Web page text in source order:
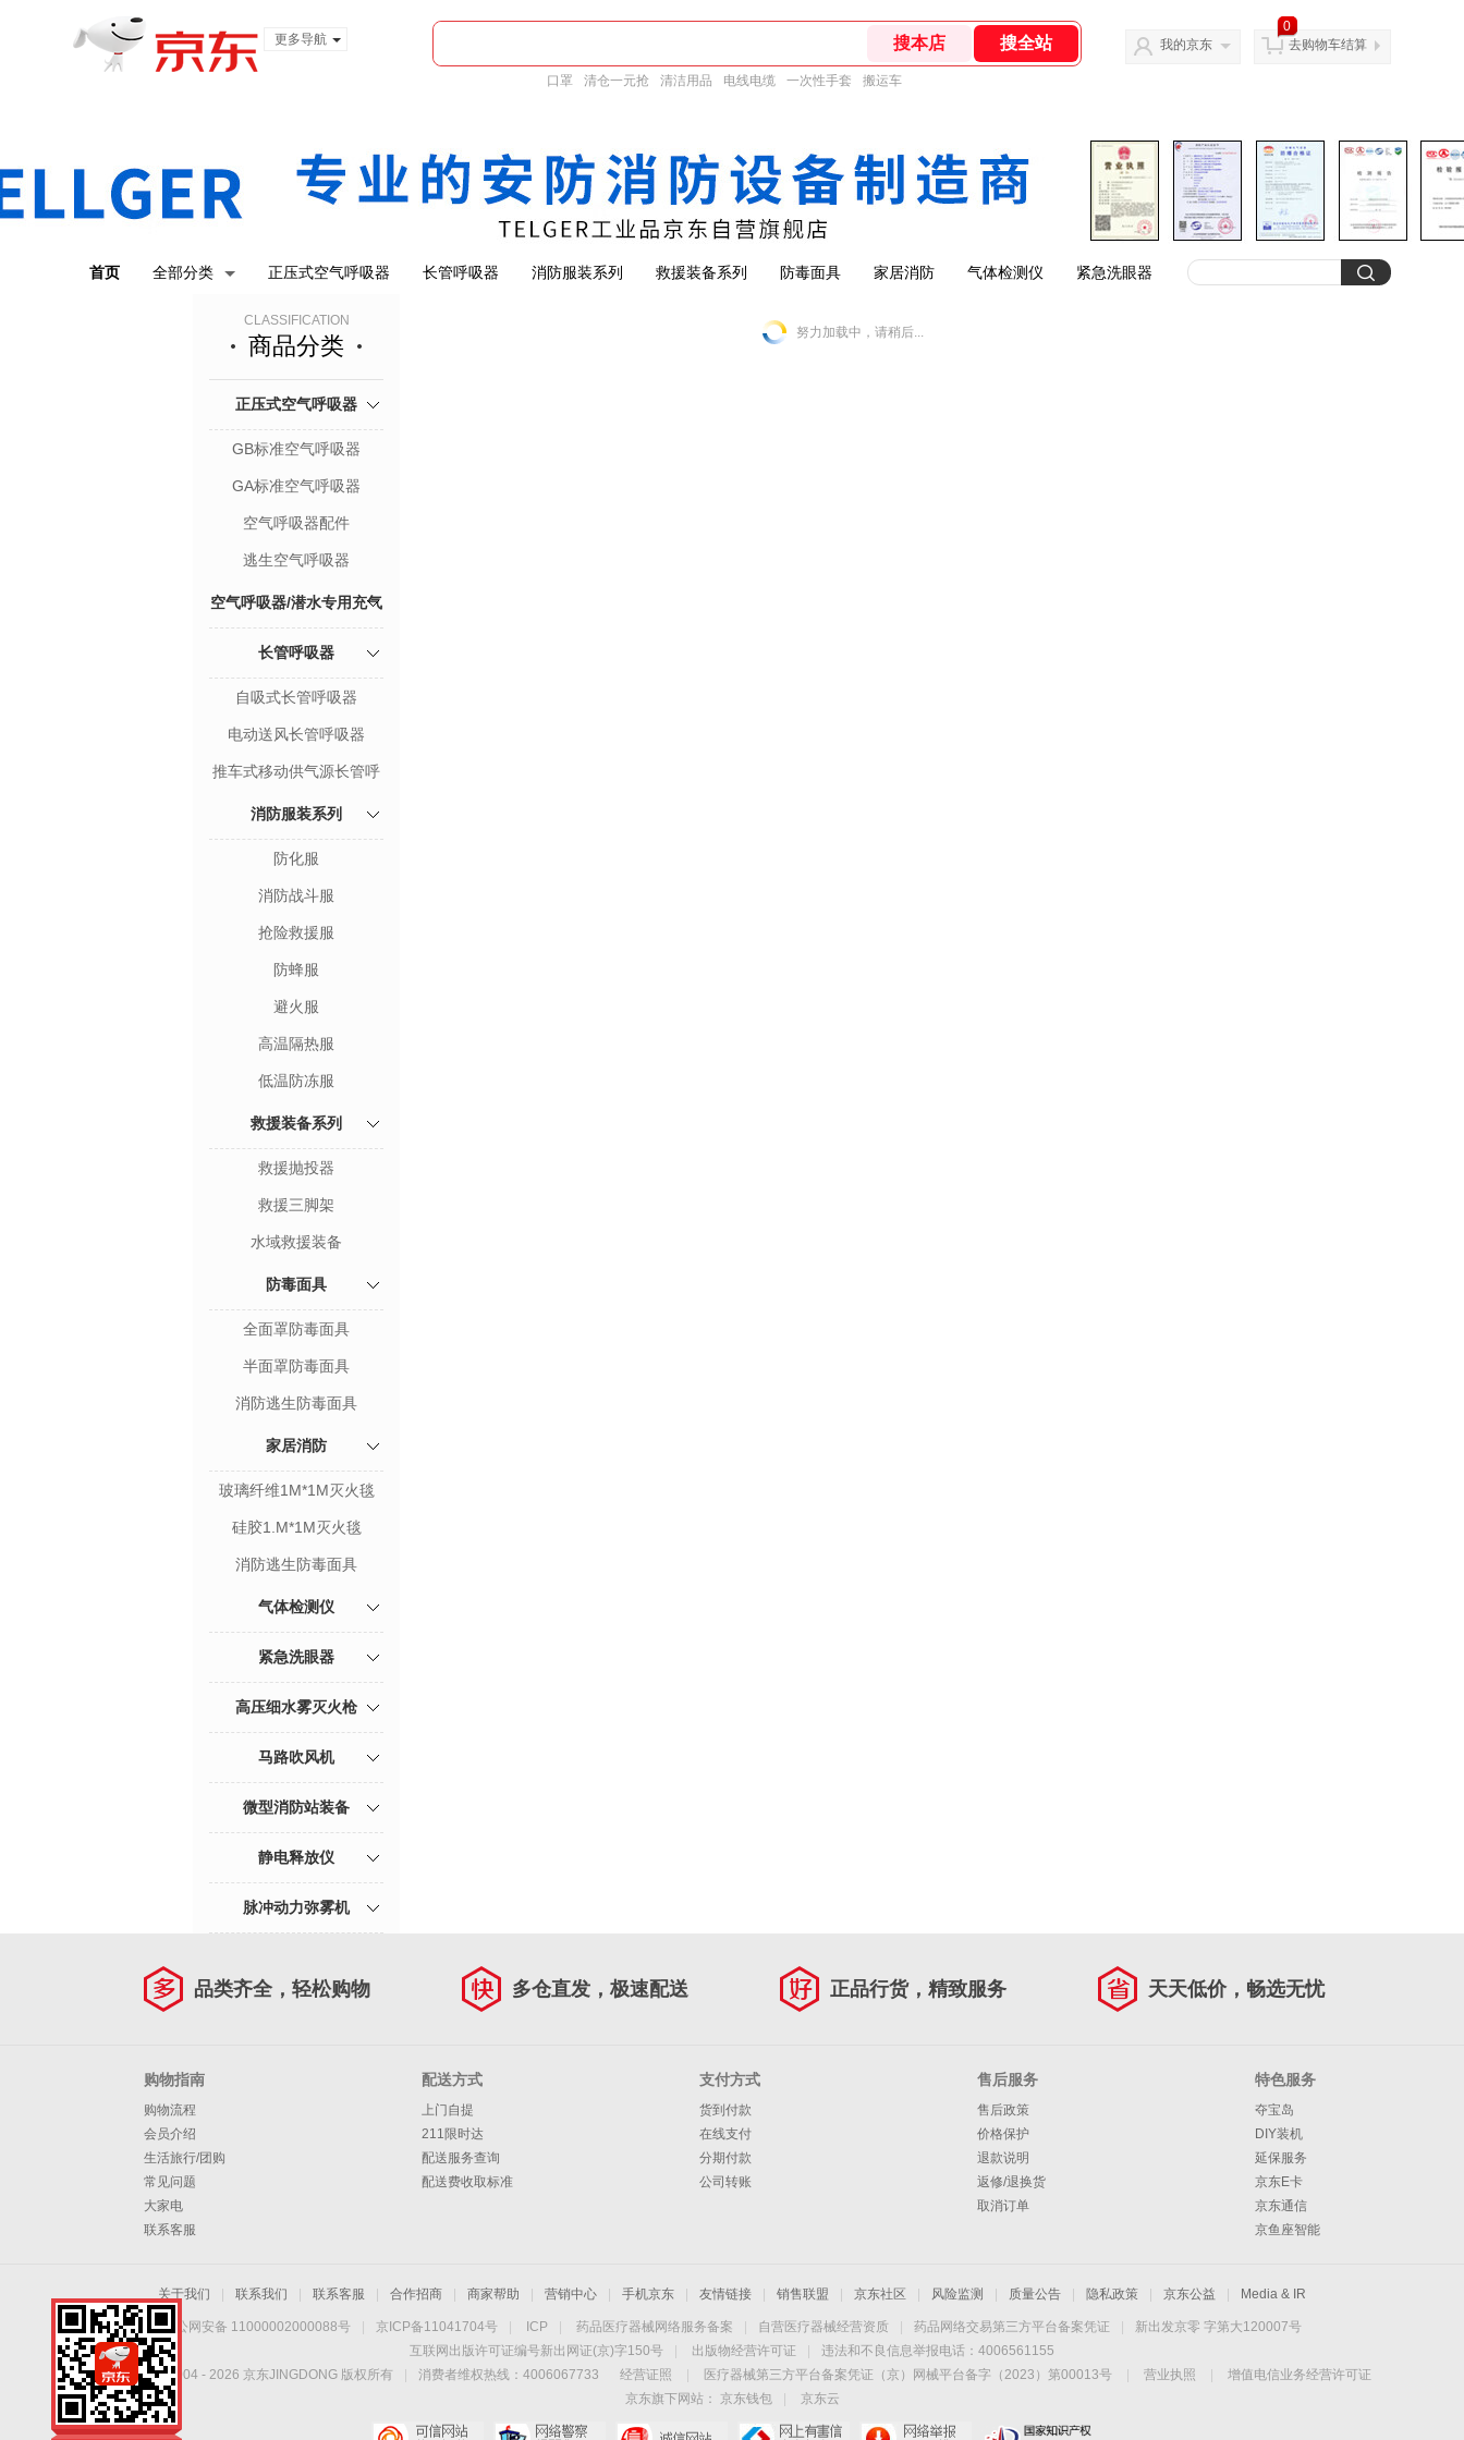
更多导航
口罩 清仓一元抢 清洁用品 电线电缆 一次性手套 搬运车
我的京东
0
去购物车结算
首页 全部分类 正压式空气呼吸器 长管呼吸器 消防服装系列 救援装备系列 防毒面具 家居消防 气体检测仪 紧急洗眼器
CLASSIFICATION
商品分类
正压式空气呼吸器
GB标准空气呼吸器
GA标准空气呼吸器
空气呼吸器配件
逃生空气呼吸器
空气呼吸器/潜水专用充气
泵
长管呼吸器
自吸式长管呼吸器
电动送风长管呼吸器
推车式移动供气源长管呼
消防服装系列
防化服
消防战斗服
抢险救援服
防蜂服
避火服
高温隔热服
低温防冻服
救援装备系列
救援抛投器
救援三脚架
水域救援装备
防毒面具
全面罩防毒面具
半面罩防毒面具
消防逃生防毒面具
家居消防
玻璃纤维1M*1M灭火毯
硅胶1.M*1M灭火毯
消防逃生防毒面具
气体检测仪
紧急洗眼器
高压细水雾灭火枪
马路吹风机
微型消防站装备
静电释放仪
脉冲动力弥雾机
努力加载中，请稍后...
品类齐全，轻松购物 多仓直发，极速配送 正品行货，精致服务 天天低价，畅选无忧
购物指南
购物流程
会员介绍
生活旅行/团购
常见问题
大家电
联系客服
配送方式
上门自提
211限时达
配送服务查询
配送费收取标准
支付方式
货到付款
在线支付
分期付款
公司转账
售后服务
售后政策
价格保护
退款说明
返修/退换货
取消订单
特色服务
夺宝岛
DIY装机
延保服务
京东E卡
京东通信
京鱼座智能
关于我们 联系我们 联系客服 合作招商 商家帮助 营销中心 手机京东 友情链接 销售联盟 京东社区 风险监测 质量公告 隐私政策 京东公益 Media & IR
京公网安备 11000002000088号 京ICP备11041704号 ICP 药品医疗器械网络服务备案 自营医疗器械经营资质 药品网络交易第三方平台备案凭证
新出发京零 字第大120007号
互联网出版许可证编号新出网证(京)字150号
出版物经营许可证
违法和不良信息举报电话：4006561155
Copyright © 2004 - 2026 京东JINGDONG 版权所有 消费者维权热线：4006067733 经营证照 医疗器械第三方平台备案凭证（京）网械平台备字（2023）第00013号 营业执照
增值电信业务经营许可证
京东旗下网站：
京东钱包
京东云
手机扫一扫，劲爆优
惠触手可得！